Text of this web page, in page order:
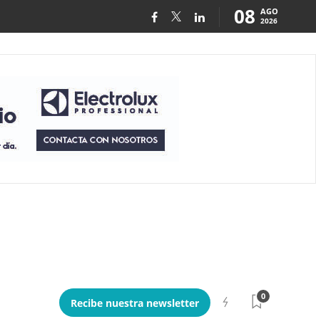
08 AGO
2026
Recibe nuestra newsletter
0